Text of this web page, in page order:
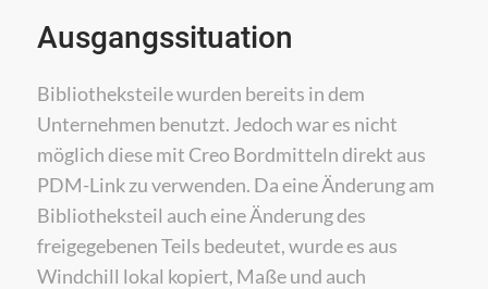
Ausgangssituation
Bibliotheksteile wurden bereits in dem
Unternehmen benutzt. Jedoch war es nicht
möglich diese mit Creo Bordmitteln direkt aus
PDM-Link zu verwenden. Da eine Änderung am
Bibliotheksteil auch eine Änderung des
freigegebenen Teils bedeutet, wurde es aus
Windchill lokal kopiert, Maße und auch